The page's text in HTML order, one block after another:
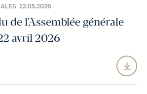
22.05.2026
de l'Assemblée générale
avril 2026